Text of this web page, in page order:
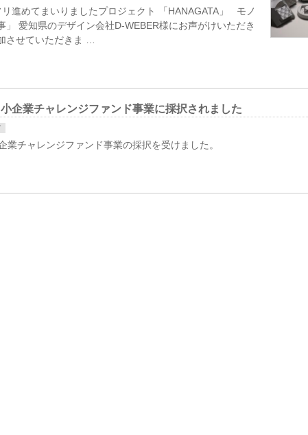
進めてまいりましたプロジェクト 「HANAGATA」 モノ
」 愛知県のデザイン会社D-WEBER様にお声がけいただき
させていただきま …
企業チャレンジファンド事業に採択されました
業チャレンジファンド事業の採択を受けました。